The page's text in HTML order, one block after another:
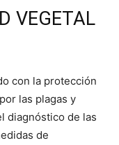
VEGETAL
con la protección
las plagas y
diagnóstico de las
de